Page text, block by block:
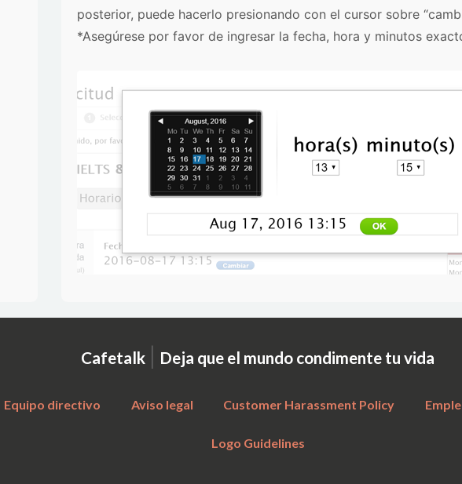
posterior, puede hacerlo presionando con el cursor sobre
*Asegúrese por favor de ingresar la fecha, hora y minutos
Cafetalk | Deja que el mundo condimente tu vida
Equipo directivo Aviso legal Customer Harassment Policy
Logo Guidelines